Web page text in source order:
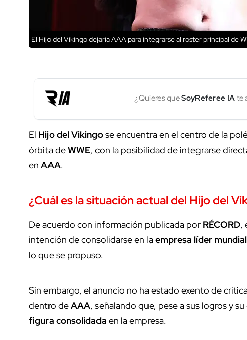
El Hijo del Vikingo dejaría AAA para integrarse al roster principal de
¿Quieres queSoyReferee IA te
El Hijo del Vikingose encuentra en el centro de la
órbita deWWE, con la posibilidad de integrarse
en AAA.
¿Cuál es la situación actual del Hijo del
De acuerdo con información publicada por RÉCORD,
intención de consolidarse en laempresa líder mundial
lo que se propuso.
Sin embargo, el anuncio no ha estado exento de
dentro deAAA, señalando que, pese a sus logros y
figura consolidada en la empresa.